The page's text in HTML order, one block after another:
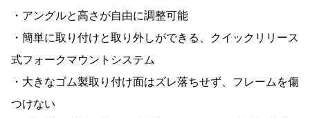
・アングルと高さが自由に調整可能
・簡単に取り付けと取り外しができる、クイックリリース
式フォークマウントシステム
・大きなゴム製取り付け面はズレ落ちせず、フレームを傷
つけない